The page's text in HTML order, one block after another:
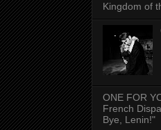
Kingdom of
ONE FOR
French
Bye, Lenin!"